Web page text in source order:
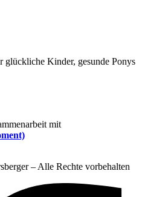
glückliche Kinder, gesunde Ponys
mit
– Alle Rechte vorbehalten